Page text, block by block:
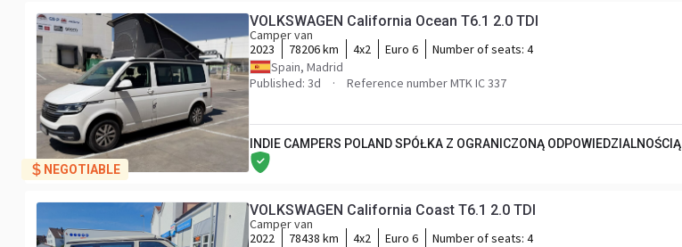
NEGOTIABLE
VOLKSWAGEN California Ocean T6.1 2.0 TDI
Camper van
2023
78206 km 4x2 Euro 6 Number of seats: 4
Spain, Madrid
Published: 3d
Reference number MTK IC 337
INDIE CAMPERS POLAND SPÓŁKA Z OGRANICZONĄ ODPOWIEDZIALNOŚCIĄ
VOLKSWAGEN California Coast T6.1 2.0 TDI
Camper van
2022
78438 km 4x2 Euro 6 Number of seats: 4